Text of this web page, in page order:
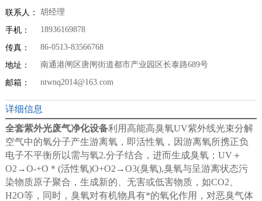
联系人： 胡经理
手机： 18936169878
传真： 86-0513-83566768
地址： 南通港闸区唐闸街道都市产业园区长泰路689号
邮箱： ntwnq2014@163.com
详细信息
全套紫外光废气净化设备利用高能高臭氧UV紫外线光束分解
空气中的氧分子产生游离氧，即活性氧，因游离氧所携正负
电子不平衡所以需与氧2.分子结合，进而生成臭氧；UV＋
O2→O-+O＊(活性氧)O+O2→O3(臭氧),臭氧与呈游离状态污
染物质原子聚合，生成新的、无害或低害物质，如CO2、
H2O等，同时，臭氧对有机物具有*的氧化作用，对恶臭气体